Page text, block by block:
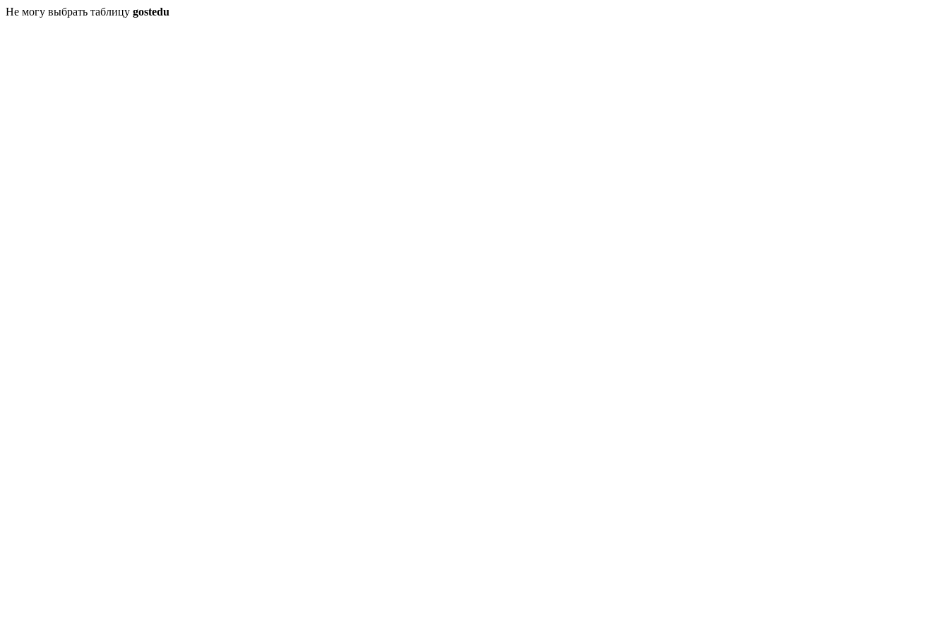
Не могу выбрать таблицу gostedu